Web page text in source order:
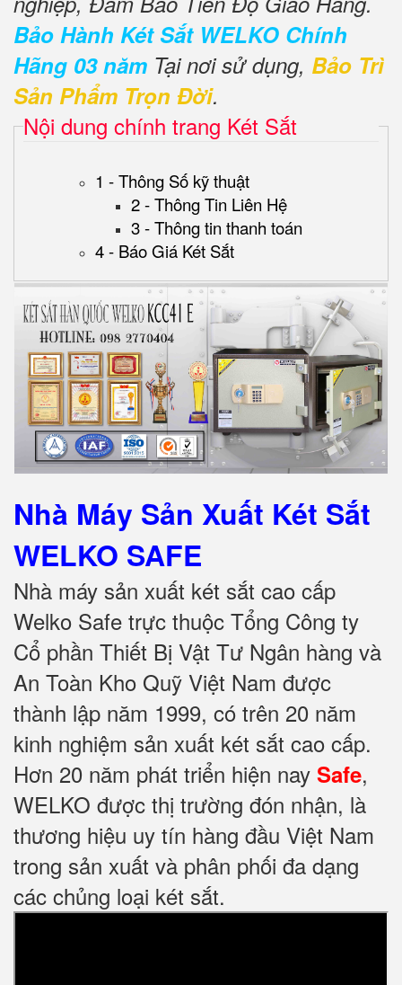
Bảo Hành Két Sắt WELKO Chính
Hãng 03 năm Tại nơi sử dụng, Bảo Trì
Sản Phẩm Trọn Đời.
Nội dung chính trang Két Sắt
1 - Thông Số kỹ thuật
2 - Thông Tin Liên Hệ
3 - Thông tin thanh toán
4 - Báo Giá Két Sắt
Nhà Máy Sản Xuất Két Sắt
WELKO SAFE
Nhà máy sản xuất két sắt cao cấp
Welko Safe trực thuộc Tổng Công ty
Cổ phần Thiết Bị Vật Tư Ngân hàng và
An Toàn Kho Quỹ Việt Nam được
thành lập năm 1999, có trên 20 năm
kinh nghiệm sản xuất két sắt cao cấp.
Hơn 20 năm phát triển hiện nay Safe,
WELKO được thị trường đón nhận, là
thương hiệu uy tín hàng đầu Việt Nam
trong sản xuất và phân phối đa dạng
các chủng loại két sắt.